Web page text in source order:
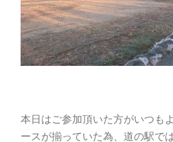
本日はご参加頂いた方がいつも
ースが揃っていた為、道の駅で